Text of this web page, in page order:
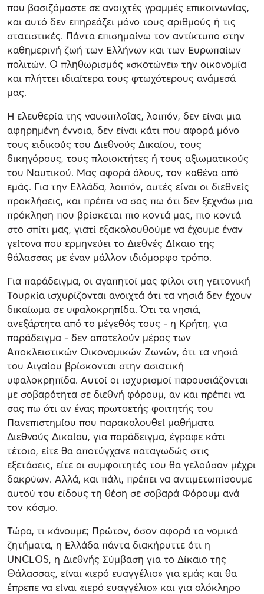
που βασιζόμαστε σε ανοιχτές γραμμές επικοινωνίας,
και αυτό δεν επηρεάζει μόνο τους αριθμούς ή τις
στατιστικές. Πάντα επισημαίνω τον αντίκτυπο στην
καθημερινή ζωή των Ελλήνων και των Ευρωπαίων
πολιτών. Ο πληθωρισμός «σκοτώνει» την οικονομία
και πλήττει ιδιαίτερα τους φτωχότερους ανάμεσά
μας.
Η ελευθερία της ναυσιπλοΐας, λοιπόν, δεν είναι μια
αφηρημένη έννοια, δεν είναι κάτι που αφορά μόνο
τους ειδικούς του Διεθνούς Δικαίου, τους
δικηγόρους, τους πλοιοκτήτες ή τους αξιωματικούς
του Ναυτικού. Μας αφορά όλους, τον καθένα από
εμάς. Για την Ελλάδα, λοιπόν, αυτές είναι οι διεθνείς
προκλήσεις, και πρέπει να σας πω ότι δεν ξεχνάω μια
πρόκληση που βρίσκεται πιο κοντά μας, πιο κοντά
στο σπίτι μας, γιατί εξακολουθούμε να έχουμε έναν
γείτονα που ερμηνεύει το Διεθνές Δίκαιο της
θάλασσας με έναν μάλλον ιδιόμορφο τρόπο.
Για παράδειγμα, οι αγαπητοί μας φίλοι στη γειτονική
Τουρκία ισχυρίζονται ανοιχτά ότι τα νησιά δεν έχουν
δικαίωμα σε υφαλοκρηπίδα. Ότι τα νησιά,
ανεξάρτητα από το μέγεθός τους - η Κρήτη, για
παράδειγμα - δεν αποτελούν μέρος των
Αποκλειστικών Οικονομικών Ζωνών, ότι τα νησιά
του Αιγαίου βρίσκονται στην ασιατική
υφαλοκρηπίδα. Αυτοί οι ισχυρισμοί παρουσιάζονται
με σοβαρότητα σε διεθνή φόρουμ, αν και πρέπει να
σας πω ότι αν ένας πρωτοετής φοιτητής του
Πανεπιστημίου που παρακολουθεί μαθήματα
Διεθνούς Δικαίου, για παράδειγμα, έγραφε κάτι
τέτοιο, είτε θα αποτύγχανε παταγωδώς στις
εξετάσεις, είτε οι συμφοιτητές του θα γελούσαν μέχρι
δακρύων. Αλλά, και πάλι, πρέπει να αντιμετωπίσουμε
αυτού του είδους τη θέση σε σοβαρά Φόρουμ ανά
τον κόσμο.
Τώρα, τι κάνουμε; Πρώτον, όσον αφορά τα νομικά
ζητήματα, η Ελλάδα πάντα διακήρυττε ότι η
UNCLOS, η Διεθνής Σύμβαση για το Δίκαιο της
Θάλασσας, είναι «ιερό ευαγγέλιο» για εμάς και θα
έπρεπε να είναι «ιερό ευαγγέλιο» και για ολόκληρο